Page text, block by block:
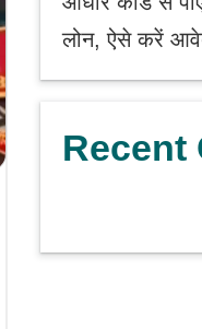
लोन, ऐसे करें
Recent